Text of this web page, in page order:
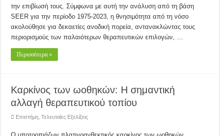
την επιβίωσή τους. Σύμφωνα με αυτή την ανάλυση από τη βάση
SEER για την περίοδο 1975-2023, η θνησιμότητα από τη νόσο
ακολούθησε για δεκαετίες ανοδική πορεία, αντανακλώντας τους
περιορισμούς των παλαιότερων θεραπευτικών επιλογών, …
Περισσότερα »
Καρκίνος των ωοθηκών: Η σημαντική
αλλαγή θεραπευτικού τοπίου
Επιστήμη ,Τελευταίες Εξελίξεις